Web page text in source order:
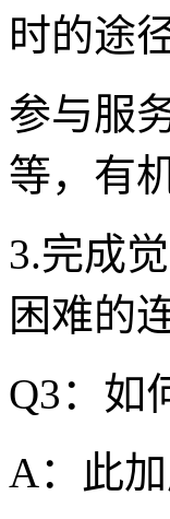
时的途
参与服
等，有
3.完成
困难的
Q3：如
A：此